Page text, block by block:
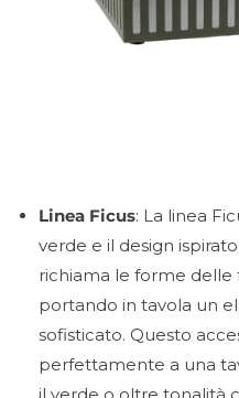
Linea Ficus: La linea
verde e il design
richiama le forme
portando in tavola un
sofisticato. Questo
perfettamente a una